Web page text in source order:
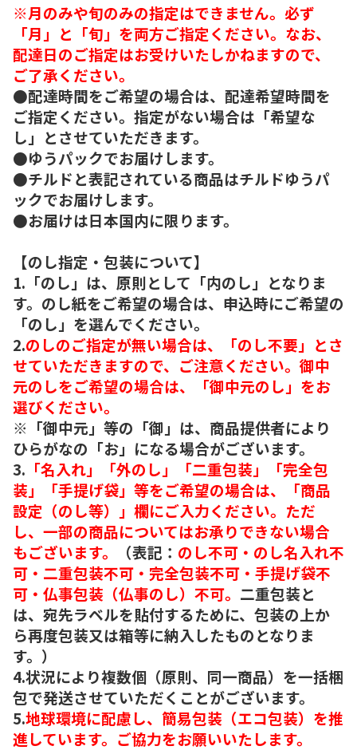
※月のみや旬のみの指定はできません。必ず
「月」と「旬」を両方ご指定ください。なお、
配達日のご指定はお受けいたしかねますので、
ご了承ください。
●配達時間をご希望の場合は、配達希望時間を
ご指定ください。指定がない場合は「希望な
し」とさせていただきます。
●ゆうパックでお届けします。
●チルドと表記されている商品はチルドゆうパ
ックでお届けします。
●お届けは日本国内に限ります。
【のし指定・包装について】
1.「のし」は、原則として「内のし」となりま
す。のし紙をご希望の場合は、申込時にご希望の
「のし」を選んでください。
2.のしのご指定が無い場合は、「のし不要」とさ
せていただきますので、ご注意ください。御中
元のしをご希望の場合は、「御中元のし」をお
選びください。
※「御中元」等の「御」は、商品提供者により
ひらがなの「お」になる場合がございます。
3. 「名入れ」「外のし」「二重包装」「完全包
装」「手提げ袋」等をご希望の場合は、「商品
設定（のし等）」欄にご入力ください。ただ
し、一部の商品についてはお承りできない場合
もございます。
（表記： のし不可・のし名入れ不
可・二重包装不可・完全包装不可・手提げ袋不
可・仏事包装（仏事のし）不可。 二重包装と
は、宛先ラベルを貼付するために、包装の上か
ら再度包装又は箱等に納入したものとなりま
す。）
4.状況により複数個（原則、同一商品）を一括梱
包で発送させていただくことがございます。
5.地球環境に配慮し、簡易包装（エコ包装）を推
進しています。ご協力をお願いいたします。